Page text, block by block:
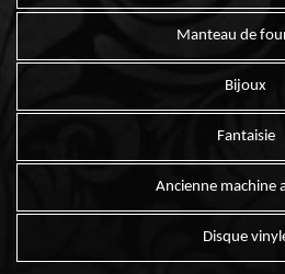
Manteau de
Bijoux
Fantaisie
Ancienne machine
Disque